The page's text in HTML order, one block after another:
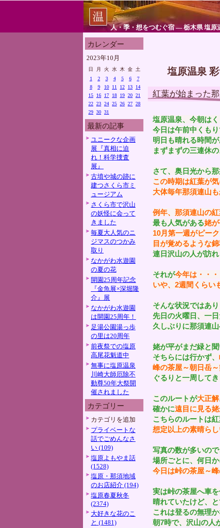
人・季・想をつむぐ宿 ― 栃木県 塩原
カレンダー
2023年10月
日 月 火 水 木 金
土
1
2 3 4 5 6
7
8
9 10 11 12 13
14
15
16 17 18 19 20 21
22 23 24 25 26 27 28
29 30 31
最新の記事
ユニークな企画
展『真相に迫
れ！科学捜査
展』
古墳や城の跡に
建つさくら市ミ
ュージアム
さくら市で沢山
の妖怪に会って
きました
毎夏大人気のニ
ジマスのつかみ
取り
なかがわ水遊園
の夏の花
開園25周年記念
『金魚展×深堀隆
介』展
なかがわ水遊園
は開園25周年！
足湯公園湯っ歩
の里は20周年
前夜祭での塩原
高尾花魁道中
無事に塩原温泉
川崎大師厄除不
動尊50年大祭開
催されました
カテゴリー
カテゴリを追加
プライベートな
話でごめんなさ
い (109)
塩原よもやま話
(1528)
塩原・那須地域
のお店紹介 (194)
塩原春夏秋冬
(2374)
大好きな花のこ
と (1481)
塩原温泉
紅葉が始まった
塩原温泉、今朝は
今日は午前中くも
明日も晴れる時間
まずまずの三連休
さて、奥日光から
この時期は紅葉が
大体毎年那須連山
例年、那須連山の
最も人気がある姥
10月第一週がピーク
目が覚めるような
連日沢山の人が訪
それが今年は・・
いや、2週間くらい
そんな状況ではあ
先日の火曜日、一
久しぶりに那須連
姥が平がまだ緑と
そちらには行かず、
峰の茶屋～朝日岳
ぐるりと一周して
このルートが大正解
確かに遠目に見る
こちらのルートは
想定以上の素晴ら
写真の数が多いの
場所ごとに、何日
今日は峠の茶屋～
実は峠の茶屋へ車
晴れていたけど、
これは登るの無理
朝7時で、沢山の人